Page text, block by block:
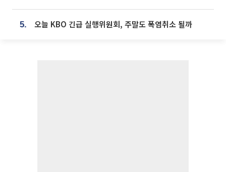
5. 오늘 KBO 긴급 실행위원회, 주말도 폭염취소 될까